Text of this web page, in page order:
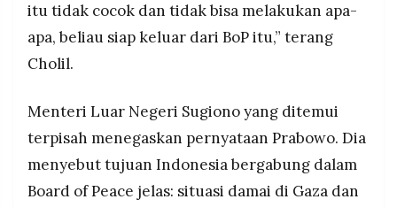
itu tidak cocok dan tidak bisa melakukan apa-
apa, beliau siap keluar dari BoP itu,” terang
Cholil.
Menteri Luar Negeri Sugiono yang ditemui
terpisah menegaskan pernyataan Prabowo. Dia
menyebut tujuan Indonesia bergabung dalam
Board of Peace jelas: situasi damai di Gaza dan